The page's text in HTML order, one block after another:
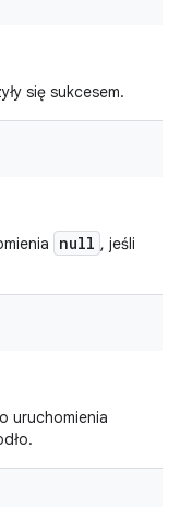
się sukcesem.
null , jeśli
uruchomienia